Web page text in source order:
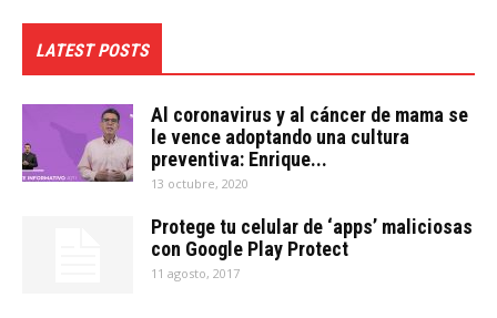
LATEST POSTS
Al coronavirus y al cáncer de mama se
le vence adoptando una cultura
preventiva: Enrique...
13 octubre, 2020
Protege tu celular de ‘apps’ maliciosas
con Google Play Protect
11 agosto, 2017